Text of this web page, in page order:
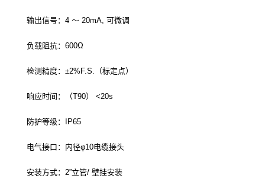
输出信号：4 ～ 20mA, 可微调
负载阻抗：600Ω
检测精度：±2%F.S.（标定点）
响应时间：（T90） <20s
防护等级：IP65
电气接口：内径φ10电缆接头
安装方式：2”立管/ 壁挂安装